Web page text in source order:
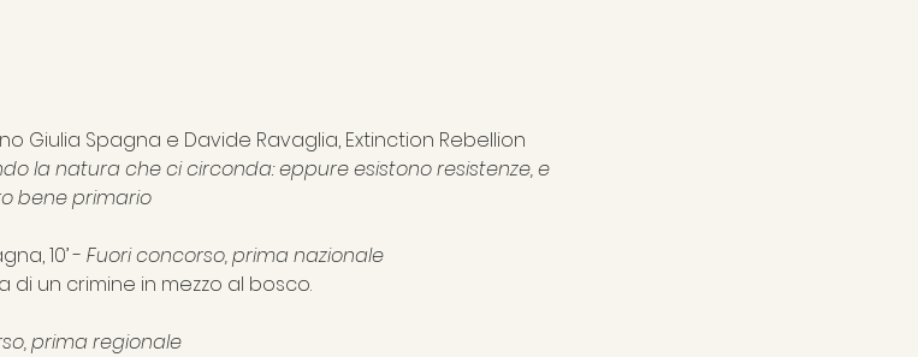
Giulia Spagna e Davide Ravaglia, Extinction Rebellion
la natura che ci circonda: eppure esistono resistenze, e
bene primario
10’ - Fuori concorso, prima nazionale
di un crimine in mezzo al bosco.
prima regionale